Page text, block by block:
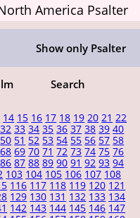
America Psalter
Show only Psalter
Search
14 15 16 17 18 19 20 21 22
32 33 34 35 36 37 38 39 40
50 51 52 53 54 55 56 57 58
68 69 70 71 72 73 74 75 76
86 87 88 89 90 91 92 93 94
103 104 105 106 107 108
116 117 118 119 120 121
129 130 131 132 133 134
142 143 144 145 146 147